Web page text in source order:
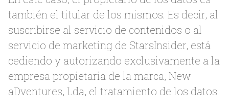
también el titular de los mismos. Es decir, al
suscribirse al servicio de contenidos o al
servicio de marketing de StarsInsider, está
cediendo y autorizando exclusivamente a la
empresa propietaria de la marca, New
aDventures, Lda, el tratamiento de los datos.